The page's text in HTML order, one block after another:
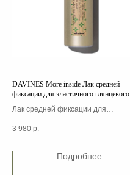
DAVINES More inside Лак средней
фиксации для эластичного глянцевого
Лак средней фиксации для
идеально подходит для мягких
3 980 р.
Подробнее